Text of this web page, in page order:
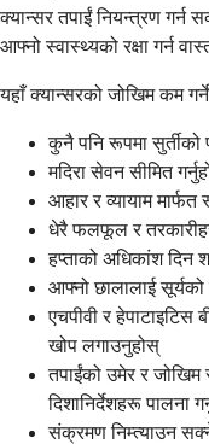
क्यान्सर तपाईं नियन्त्रण
आफ्नो स्वास्थ्यको रक्षा गर्न
यहाँ क्यान्सरको जोखिम कम
कुनै पनि रूपमा सुर्तीको
मदिरा सेवन सीमित
आहार र व्यायाम
धेरै फलफूल र
हप्ताको अधिकांश दिन
आफ्नो छालालाई
एचपीवी र हेपाटाइटिस
खोप लगाउनुहोस्
तपाईंको उमेर र जोखिम
दिशानिर्देशहरू पालना
संक्रमण निम्त्याउन